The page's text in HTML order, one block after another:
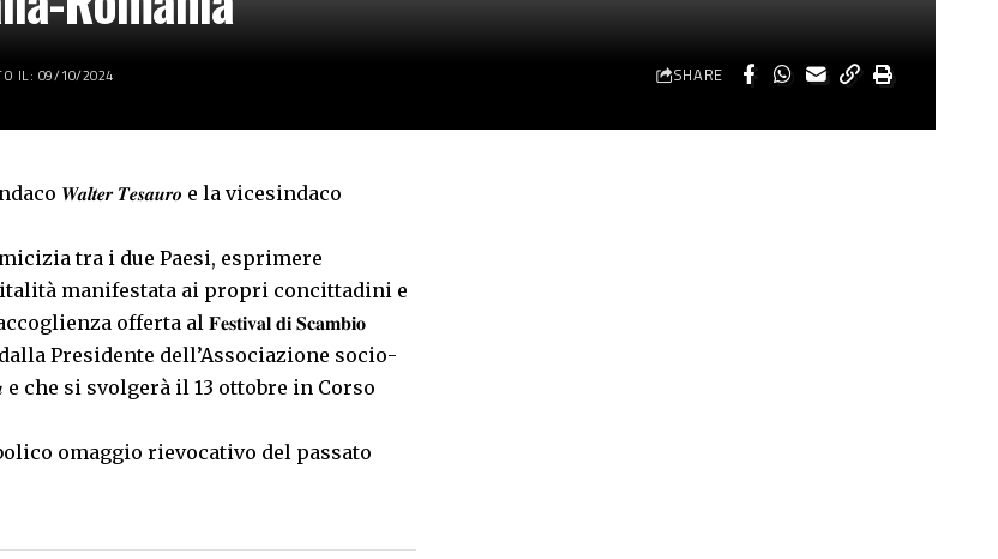
IL: 09/10/2024 SHARE
𝑾𝒂𝒍𝒕𝒆𝒓 𝑻𝒆𝒔𝒂𝒖𝒓𝒐 e la vicesindaco
tra i due Paesi, esprimere
manifestata ai propri concittadini e
offerta al 𝐅𝐞𝐬𝐭𝐢𝐯𝐚𝐥 𝐝𝐢 𝐒𝐜𝐚𝐦𝐛𝐢𝐨
dalla Presidente dell’Associazione socio-
e che si svolgerà il 13 ottobre in Corso
omaggio rievocativo del passato